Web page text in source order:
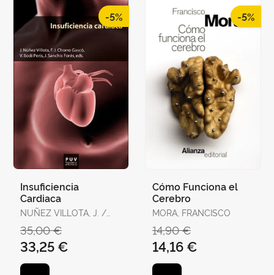
-5%
Insuficiencia
Cardiaca
NUÑEZ VILLOTA, J. /
35,00 €
33,25 €
-5%
Cómo Funciona el
Cerebro
MORA, FRANCISCO
14,90 €
14,16 €